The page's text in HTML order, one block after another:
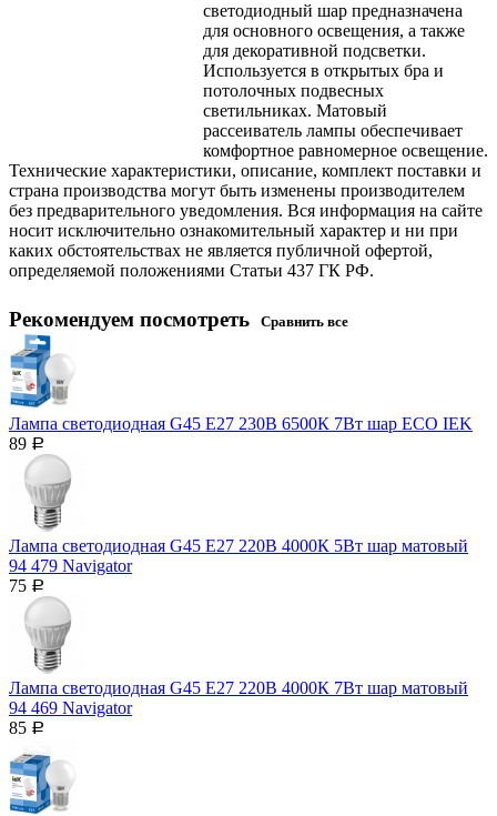
светодиодный шар предназначена
для основного освещения, а также
для декоративной подсветки.
Используется в открытых бра и
потолочных подвесных
светильниках. Матовый
рассеиватель лампы обеспечивает
комфортное равномерное освещение.
Технические характеристики, описание, комплект поставки и
страна производства могут быть изменены производителем
без предварительного уведомления. Вся информация на сайте
носит исключительно ознакомительный характер и ни при
каких обстоятельствах не является публичной офертой,
определяемой положениями Статьи 437 ГК РФ.
Рекомендуем посмотреть Сравнить все
Лампа светодиодная G45 Е27 230В 6500К 7Вт шар ECO IEK
89 Р
Лампа светодиодная G45 Е27 220В 4000К 5Вт шар матовый
94 479 Navigator
75 Р
Лампа светодиодная G45 Е27 220В 4000К 7Вт шар матовый
94 469 Navigator
85 Р